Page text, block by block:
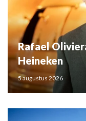
Rafael
Heineken
5 augustus 2026